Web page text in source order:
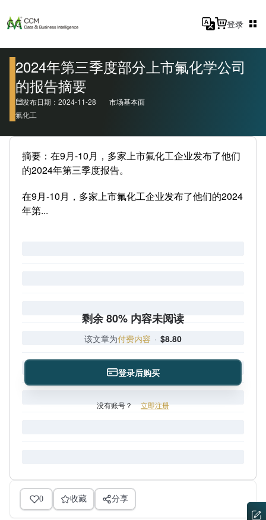
登录
2024年第三季度部分上市氟化学公司
的报告摘要
发布日期：2024-11-28
市场基本面
氟化工
摘要：在9月-10月，多家上市氟化工企业发布了他们
的2024年第三季度报告。
在9月-10月，多家上市氟化工企业发布了他们的2024
年第...
剩余 80% 内容未阅读
该文章为付费内容 · $8.80
登录后购买
没有账号？ 立即注册
0 收藏 分享